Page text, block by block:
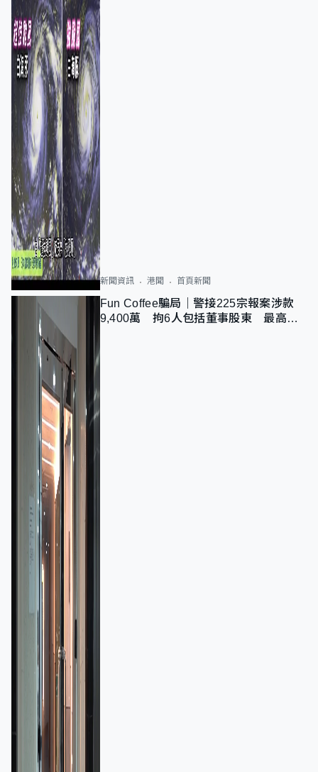
新聞資訊 港聞 首頁新聞
Fun Coffee騙局｜警接225宗報案涉款
9,400萬 拘6人包括董事股東 最高金